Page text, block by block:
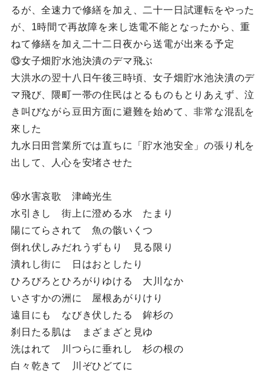
るが、全速力で修繕を加え、二十一日試運転をやった
が、1時間で再故障を来し迭電不能となったから、重
ねて修繕を加え二十二日夜から送電が出来る予定
⑬女子畑貯水池決潰のデマ飛ぶ
大洪水の翌十八日午後三時頃、女子畑貯水池決潰のデ
マ飛び、隈町一帯の住民はとるものもとりあえず、泣
き叫びながら豆田方面に避難を始めて、非常な混乱を
來した
九水日田営業所では直ちに「貯水池安全」の張り札を
出して、人心を安堵させた
⑭水害哀歌 津崎光生
水引きし 街上に澄める水 たまり
陽にてらされて 魚の骸いくつ
倒れ伏しみだれうずもり 見る限り
潰れし街に 日はおとしたり
ひろびろとひろがりゆける 大川なか
いさすかの洲に 屋根あがりけり
遠目にも なびき伏したる 鉾杉の
刹日たる肌は まざまざと見ゆ
洗はれて 川つらに垂れし 杉の根の
白々乾きて 川ぞひどてに